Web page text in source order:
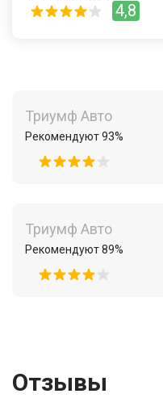
4,8
Триумф Авто
Рекомендуют 93%
Триумф Авто
Рекомендуют 89%
Отзывы